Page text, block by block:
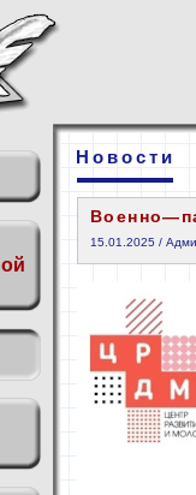
Новости
15.01.2025 /